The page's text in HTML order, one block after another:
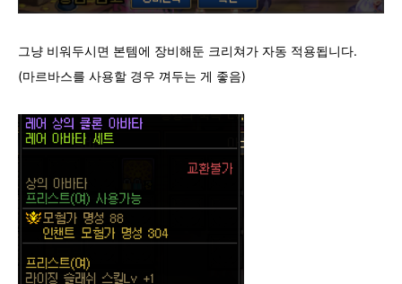
그냥 비워두시면 본템에 장비해둔 크리쳐가 자동 적용됩니다.
(마르바스를 사용할 경우 껴두는 게 좋음)